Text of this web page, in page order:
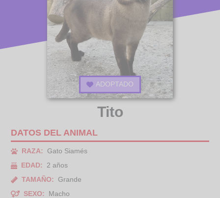
ADOPTADO
Tito
DATOS DEL ANIMAL
RAZA:
Gato Siamés
EDAD:
2 años
TAMAÑO:
Grande
SEXO:
Macho